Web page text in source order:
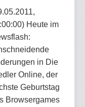
Heute im
in Die
Online, der
Geburtstag
Browsergames